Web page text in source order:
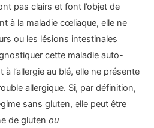
pas clairs et font l’objet de
à la maladie cœliaque, elle ne
ou les lésions intestinales
cette maladie auto-
l’allergie au blé, elle ne présente
allergique. Si, par définition,
sans gluten, elle peut être
de glutenou